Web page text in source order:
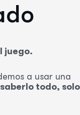
juego.
a usar una
todo, solo